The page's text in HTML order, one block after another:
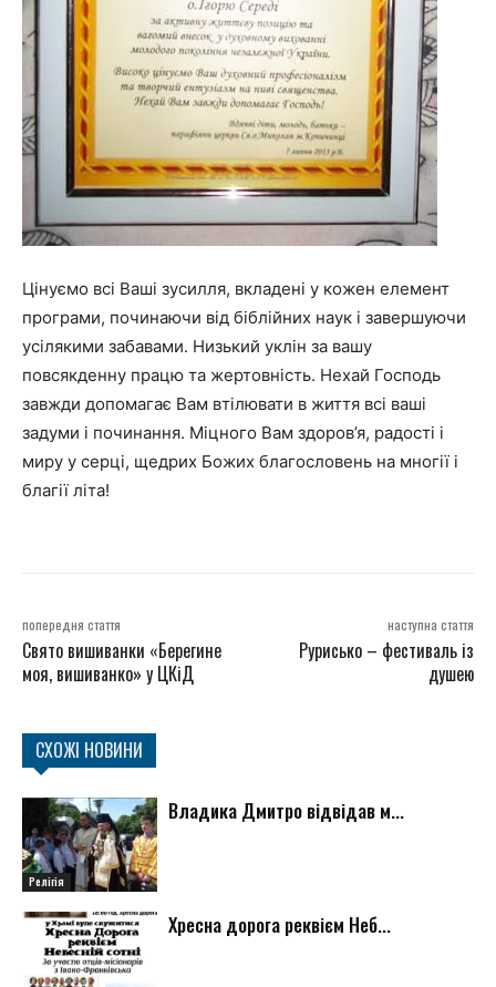
Цінуємо всі Ваші зусилля, вкладені у кожен елемент
програми, починаючи від біблійних наук і завершуючи
усілякими забавами. Низький уклін за вашу
повсякденну працю та жертовність. Нехай Господь
завжди допомагає Вам втілювати в життя всі ваші
задуми і починання. Міцного Вам здоров’я, радості і
миру у серці, щедрих Божих благословень на многії і
благії літа!
попередня стаття
Свято вишиванки «Берегине
моя, вишиванко» у ЦКіД
наступна стаття
Рурисько – фестиваль із
душею
СХОЖІ НОВИНИ
Релігія
Владика Дмитро відвідав м...
Хресна дорога реквієм Неб...